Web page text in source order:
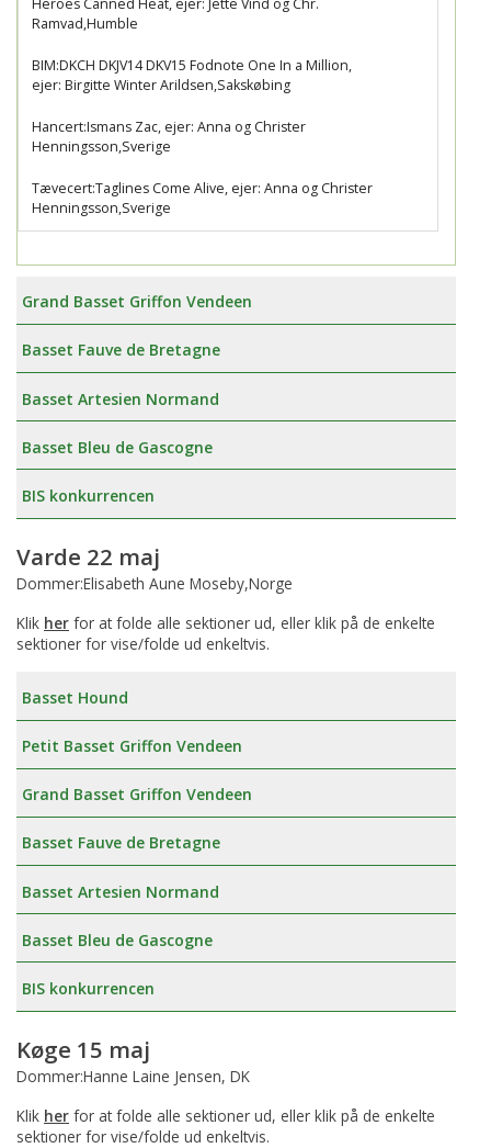
Ramvad,Humble
BIM:DKCH DKJV14 DKV15 Fodnote One In a Million,
ejer: Birgitte Winter Arildsen,Sakskøbing
Hancert:Ismans Zac, ejer: Anna og Christer
Henningsson,Sverige
Tævecert:Taglines Come Alive, ejer: Anna og Christer
Henningsson,Sverige
Grand Basset Griffon Vendeen
Basset Fauve de Bretagne
Basset Artesien Normand
Basset Bleu de Gascogne
BIS konkurrencen
Varde 22 maj
Dommer:Elisabeth Aune Moseby,Norge
Klik her for at folde alle sektioner ud, eller klik på de enkelte
sektioner for vise/folde ud enkeltvis.
Basset Hound
Petit Basset Griffon Vendeen
Grand Basset Griffon Vendeen
Basset Fauve de Bretagne
Basset Artesien Normand
Basset Bleu de Gascogne
BIS konkurrencen
Køge 15 maj
Dommer:Hanne Laine Jensen, DK
Klik her for at folde alle sektioner ud, eller klik på de enkelte
sektioner for vise/folde ud enkeltvis.